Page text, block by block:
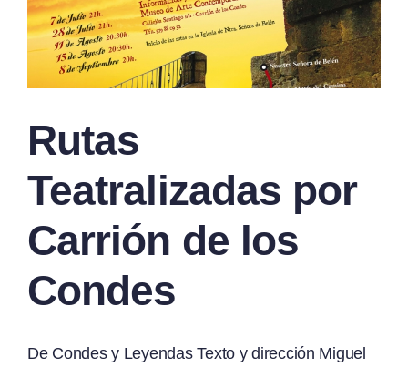
Rutas
Teatralizadas por
Carrión de los
Condes
De Condes y Leyendas Texto y dirección Miguel